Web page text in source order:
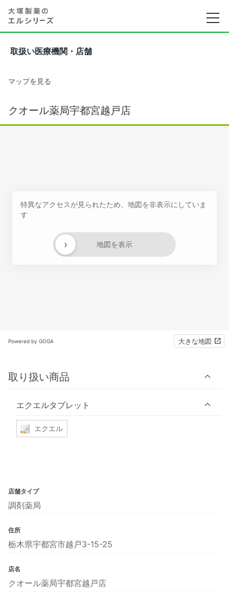
取扱い医療機関・店舗
マップを見る
クオール薬局宇都宮越戸店
特異なアクセスが見られたため、地図を非表示にしていま
す
地図を表示
›
Powered by GOGA 大きな地図
取り扱い商品
エクエルタブレット
エクエル
店舗タイプ
調剤薬局
住所
栃木県宇都宮市越戸3-15-25
店名
クオール薬局宇都宮越戸店